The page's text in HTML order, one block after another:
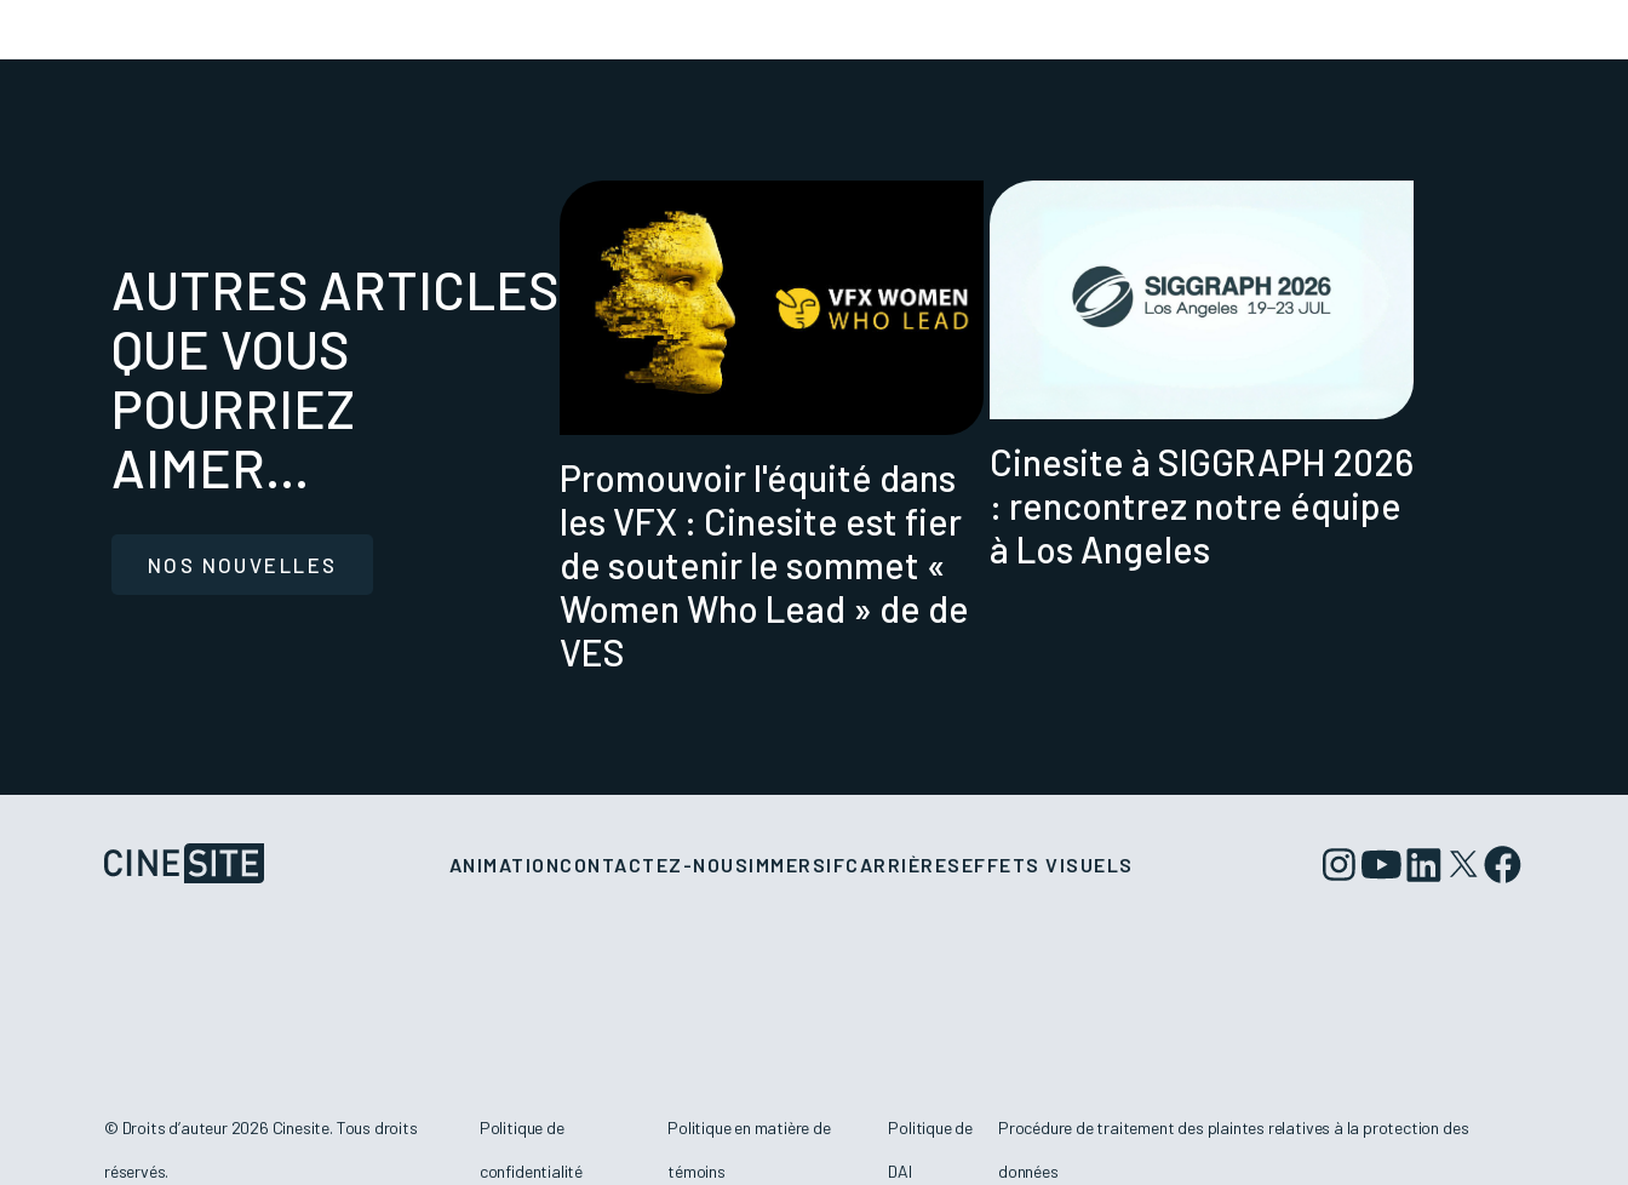
AUTRES ARTICLES
QUE VOUS
POURRIEZ
AIMER...
NOS NOUVELLES
Promouvoir l'équité dans
les VFX : Cinesite est fier
de soutenir le sommet «
Women Who Lead » de de
VES
Cinesite à SIGGRAPH 2026
: rencontrez notre équipe
à Los Angeles
ANIMATIONCONTACTEZ-NOUSIMMERSIFCARRIÈRES EFFETS VISUELS
© Droits d’auteur 2026 Cinesite. Tous droits
réservés.
Politique de
confidentialité
Politique en matière de
témoins
Politique de
DAI
Procédure de traitement des plaintes relatives à la protection des
données